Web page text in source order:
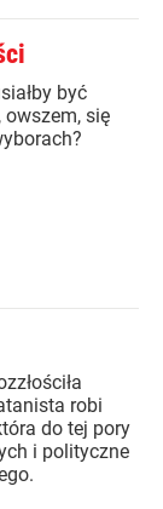
być
się
robi
do tej pory
i polityczne